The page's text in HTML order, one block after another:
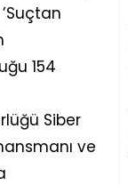
154
Siber
ve